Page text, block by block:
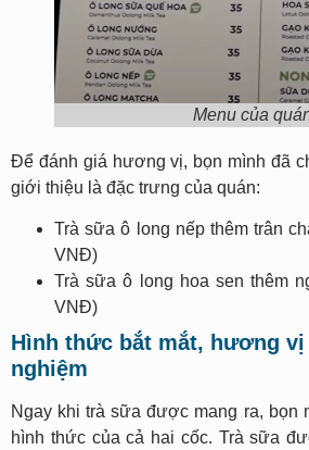
Menu của
Để đánh giá hương vị, bọn mình đã
giới thiệu là đặc trưng của quán:
Trà sữa ô long nếp thêm trân
VNĐ)
Trà sữa ô long hoa sen thêm
VNĐ)
Hình thức bắt mắt, hương vị
nghiệm
Ngay khi trà sữa được mang ra, bọn
hình thức của cả hai cốc. Trà sữa